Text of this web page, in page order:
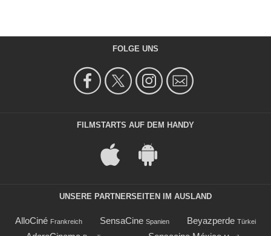
FOLGE UNS
FILMSTARTS AUF DEM HANDY
UNSERE PARTNERSEITEN IM AUSLAND
AlloCiné Frankreich SensaCine Spanien Beyazperde Türkei